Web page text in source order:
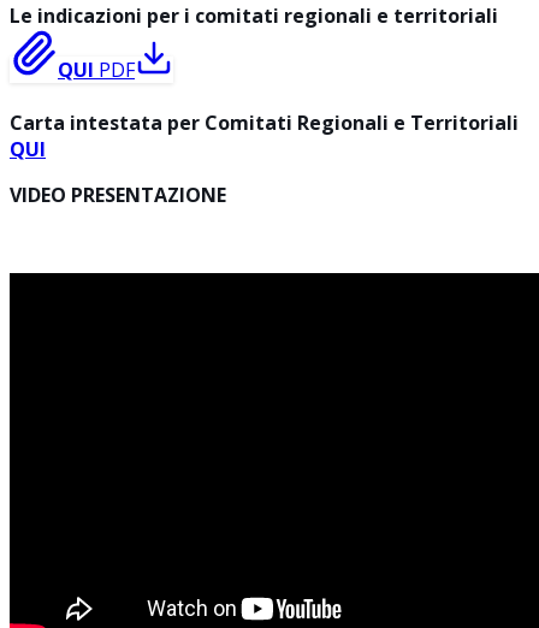
Le indicazioni per i comitati regionali e territoriali
QUI PDF
Carta intestata per Comitati Regionali e Territoriali
QUI
VIDEO PRESENTAZIONE